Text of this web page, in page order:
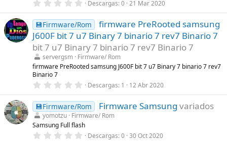
s
)
0
0
0
e
s
t
r
e
l
s
)
Descargas 0 21 Mar 2020
💾Firmware/Rom
firmware PreRooted samsung
J600F bit 7 u7 Binary 7 binario 7 rev7 Binario 7
bit 7 u7 Binary 7 binario 7 rev7 Binario 7
servergsm Firmware/ Rom
firmware PreRooted samsung J600F bit 7 u7 Binary 7 binario 7 rev7
Binario 7
0
0
0
e
s
t
r
Descargas 1 12 Abr 2020
💾Firmware/Rom Firmware Samsung variados
yomotzu Firmware/ Rom
Samsung Full flash
0 Descargas 0 30 Oct 2020